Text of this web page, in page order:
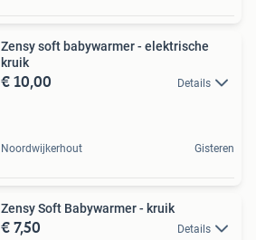
Zensy soft babywarmer - elektrische
kruik
€ 10,00 Details
Noordwijkerhout Gisteren
Zensy Soft Babywarmer - kruik
€ 7,50 Details